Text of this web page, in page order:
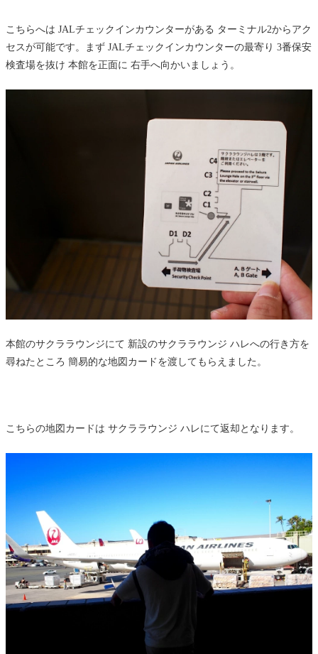
こちらへは JALチェックインカウンターがある ターミナル2からアク
セスが可能です。まず JALチェックインカウンターの最寄り 3番保安
検査場を抜け 本館を正面に 右手へ向かいましょう。
本館のサクララウンジにて 新設のサクララウンジ ハレへの行き方を
尋ねたところ 簡易的な地図カードを渡してもらえました。
こちらの地図カードは サクララウンジ ハレにて返却となります。